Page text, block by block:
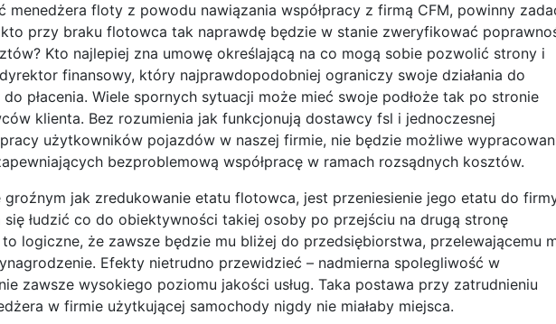
menedżera floty z powodu nawiązania współpracy z firmą CFM, powinny
przy braku flotowca tak naprawdę będzie w stanie zweryfikować
Kto najlepiej zna umowę określającą na co mogą sobie pozwolić strony i
finansowy, który najprawdopodobniej ograniczy swoje działania do
płacenia. Wiele spornych sytuacji może mieć swoje podłoże tak po stronie
klienta. Bez rozumienia jak funkcjonują dostawcy fsl i jednoczesnej
użytkowników pojazdów w naszej firmie, nie będzie możliwe
bezproblemową współpracę w ramach rozsądnych kosztów.
groźnym jak zredukowanie etatu flotowca, jest przeniesienie jego etatu do
łudzić co do obiektywności takiej osoby po przejściu na drugą stronę
to logiczne, że zawsze będzie mu bliżej do przedsiębiorstwa, przelewającemu
Efekty nietrudno przewidzieć – nadmierna spolegliwość w
zawsze wysokiego poziomu jakości usług. Taka postawa przy zatrudnieniu
w firmie użytkującej samochody nigdy nie miałaby miejsca.